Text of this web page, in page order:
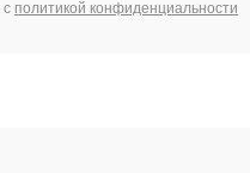
с политикой конфиденциальности